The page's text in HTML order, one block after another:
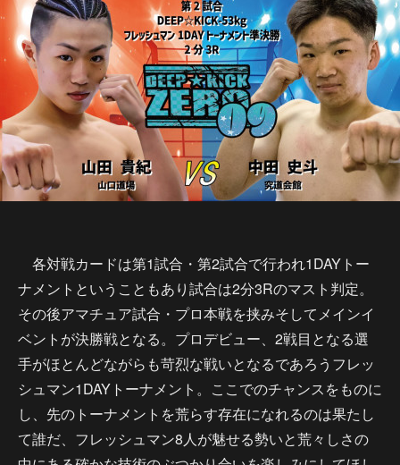
各対戦カードは第1試合・第2試合で行われ1DAYトー
ナメントということもあり試合は2分3Rのマスト判定。
その後アマチュア試合・プロ本戦を挟みそしてメインイ
ベントが決勝戦となる。プロデビュー、2戦目となる選
手がほとんどながらも苛烈な戦いとなるであろうフレッ
シュマン1DAYトーナメント。ここでのチャンスをものに
し、先のトーナメントを荒らす存在になれるのは果たし
て誰だ、フレッシュマン8人が魅せる勢いと荒々しさの